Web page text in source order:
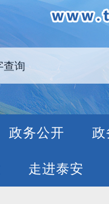
政务公开
走进泰安